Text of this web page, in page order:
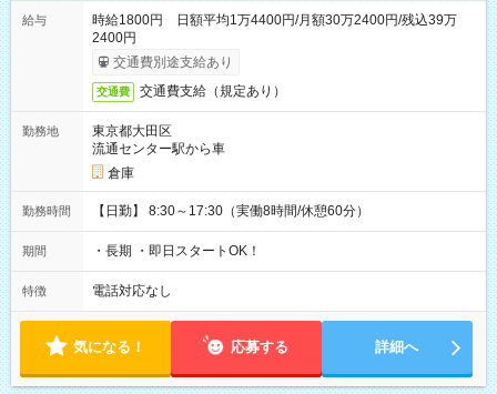
給与
時給1800円 日額平均1万4400円/月額30万2400円/残込39万
2400円
交通費別途支給あり
交通費 交通費支給（規定あり）
勤務地
東京都大田区
流通センター駅から車
倉庫
勤務時間 【日勤】 8:30～17:30（実働8時間/休憩60分）
期間 ・長期 ・即日スタートOK！
特徴 電話対応なし
気になる！ 応募する 詳細へ